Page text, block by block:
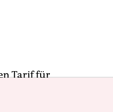
Tarif für
Preise am
weitergibt. Damit